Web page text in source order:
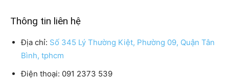
Thông tin liên hệ
Địa chỉ: Số 345 Lý Thường Kiệt, Phường 09, Quận Tân
Bình, tphcm
Điện thoại: 091 2373 539